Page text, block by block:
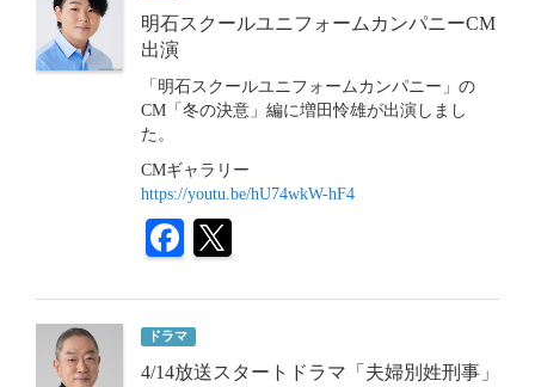
明石スクールユニフォームカンパニーCM
出演
「明石スクールユニフォームカンパニー」の
CM「冬の決意」編に増田怜雄が出演しまし
た。
CMギャラリー
https://youtu.be/hU74wkW-hF4
ドラマ
4/14放送スタートドラマ「夫婦別姓刑事」